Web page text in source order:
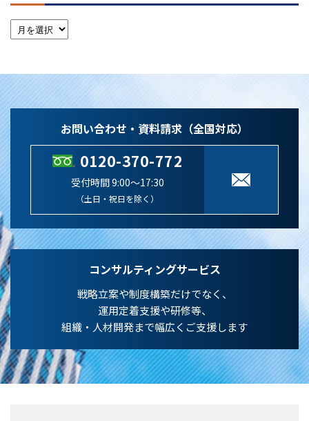
お問い合わせ・資料請求（全国対応）
0120-370-772
受付時間 9:00～17:30
（土日・祝日を除く）
コンサルティングサービス
戦略立案や制度構築だけでなく、
運用定着支援や研修等、
組織・人材開発まで幅広くご支援します